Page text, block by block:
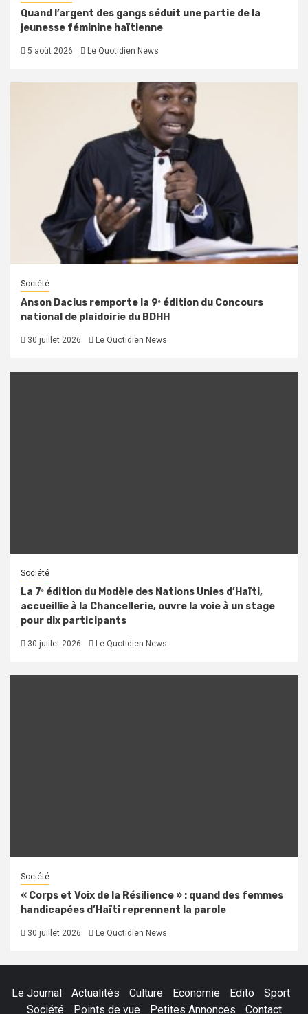
Quand l’argent des gangs séduit une partie de la
jeunesse féminine haïtienne
5 août 2026 Le Quotidien News
Société
Anson Dacius remporte la 9ᵉ édition du Concours
national de plaidoirie du BDHH
30 juillet 2026 Le Quotidien News
Société
La 7ᵉ édition du Modèle des Nations Unies d’Haïti,
accueillie à la Chancellerie, ouvre la voie à un stage
pour dix participants
30 juillet 2026 Le Quotidien News
Société
« Corps et Voix de la Résilience » : quand des femmes
handicapées d’Haïti reprennent la parole
30 juillet 2026 Le Quotidien News
Le Journal Actualités Culture Economie Edito
Sport
Société
Points de vue Petites Annonces Contact